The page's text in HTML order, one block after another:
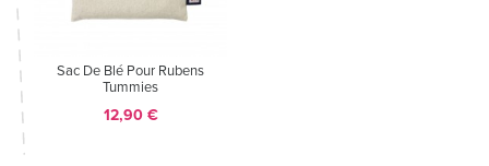
Sac De Blé Pour Rubens
Tummies
Prix
12,90 €